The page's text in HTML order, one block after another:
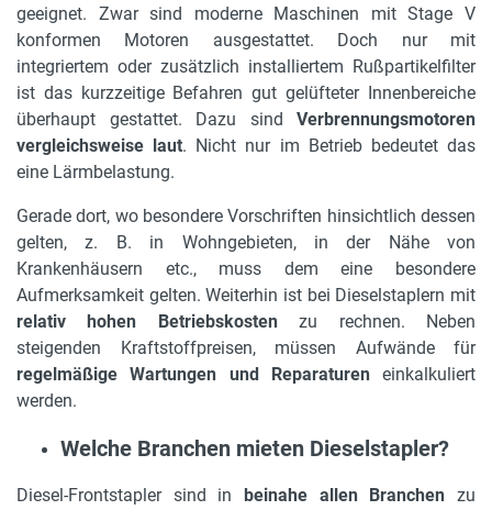
geeignet. Zwar sind moderne Maschinen mit Stage V
konformen Motoren ausgestattet. Doch nur mit
integriertem oder zusätzlich installiertem Rußpartikelfilter
ist das kurzzeitige Befahren gut gelüfteter Innenbereiche
überhaupt gestattet. Dazu sind Verbrennungsmotoren
vergleichsweise laut. Nicht nur im Betrieb bedeutet das
eine Lärmbelastung.
Gerade dort, wo besondere Vorschriften hinsichtlich dessen
gelten, z. B. in Wohngebieten, in der Nähe von
Krankenhäusern etc., muss dem eine besondere
Aufmerksamkeit gelten. Weiterhin ist bei Dieselstaplern mit
relativ hohen Betriebskostenzu rechnen. Neben
steigenden Kraftstoffpreisen, müssen Aufwände für
regelmäßige Wartungen und Reparatureneinkalkuliert
werden.
Welche Branchen mieten Dieselstapler?
Diesel-Frontstapler sind in beinahe allen Branchen zu